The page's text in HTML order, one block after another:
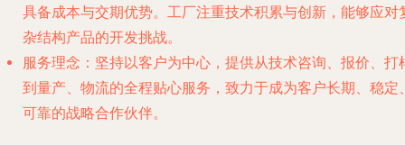
具备成本与交期优势。工厂注重技术积累与创新，能够应对
杂结构产品的开发挑战。
服务理念 ：坚持以客户为中心，提供从技术咨询、报价、打
到量产、物流的全程贴心服务，致力于成为客户长期、稳定
可靠的战略合作伙伴。